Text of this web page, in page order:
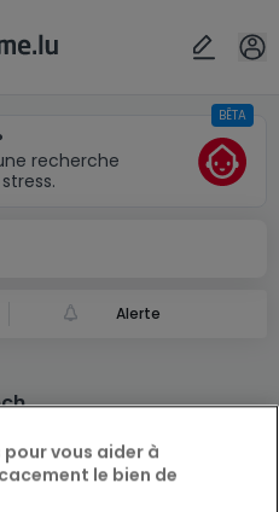
recherche
BÊTA
Alerte
OK
vous aider à
le bien de